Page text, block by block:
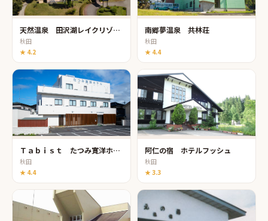
天然温泉 田沢湖レイクリゾート
秋田
★ 4.2
南郷夢温泉 共林荘
秋田
★ 4.4
Ｔａｂｉｓｔ たつみ寛洋ホテル
秋田
★ 4.4
阿仁の宿 ホテルフッシュ
秋田
★3.3